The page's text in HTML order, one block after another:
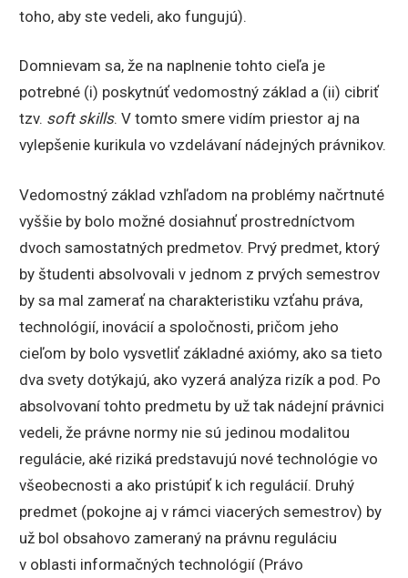
toho, aby ste vedeli, ako fungujú).
Domnievam sa, že na naplnenie tohto cieľa je
potrebné (i) poskytnúť vedomostný základ a (ii) cibriť
tzv. soft skills. V tomto smere vidím priestor aj na
vylepšenie kurikula vo vzdelávaní nádejných právnikov.
Vedomostný základ vzhľadom na problémy načrtnuté
vyššie by bolo možné dosiahnuť prostredníctvom
dvoch samostatných predmetov. Prvý predmet, ktorý
by študenti absolvovali v jednom z prvých semestrov
by sa mal zamerať na charakteristiku vzťahu práva,
technológií, inovácií a spoločnosti, pričom jeho
cieľom by bolo vysvetliť základné axiómy, ako sa tieto
dva svety dotýkajú, ako vyzerá analýza rizík a pod. Po
absolvovaní tohto predmetu by už tak nádejní právnici
vedeli, že právne normy nie sú jedinou modalitou
regulácie, aké riziká predstavujú nové technológie vo
všeobecnosti a ako pristúpiť k ich regulácií. Druhý
predmet (pokojne aj v rámci viacerých semestrov) by
už bol obsahovo zameraný na právnu reguláciu
v oblasti informačných technológií (Právo